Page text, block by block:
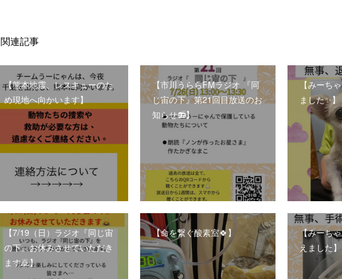
関連記事
【熊本地震、レスキューのた
め現地へ向かいます】
【市川うららFMラジオ 『同
じ宙の下』第21回目放送のお
知らせ📻】
【みーち
ました✨】
【7/19（日）ラジオ『同じ宙
の下』お休みさせていただき
ます🙇】
【命を繋ぐ酸素室🍀】
【みーち
えました】